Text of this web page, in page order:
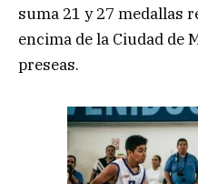
suma 21 y 27 medallas
encima de la Ciudad de
preseas.